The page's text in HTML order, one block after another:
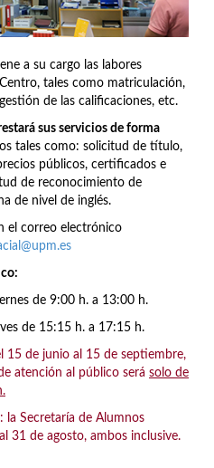
a su cargo las labores
tales como matriculación,
de las calificaciones, etc.
sus servicios de forma
tales como: solicitud de título,
públicos, certificados e
de reconocimiento de
de nivel de inglés.
el correo electrónico
de 9:00 h. a 13:00 h.
de 15:15 h. a 17:15 h.
15 de junio al 15 de septiembre,
atención al público será solo de
la Secretaría de Alumnos
31 de agosto, ambos inclusive.